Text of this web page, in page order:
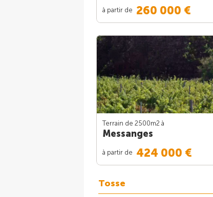
à partir de 260 000 €
Terrain de 2500m2 à
Messanges
à partir de 424 000 €
Tosse